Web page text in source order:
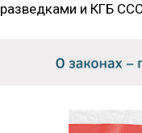
разведками и КГБ